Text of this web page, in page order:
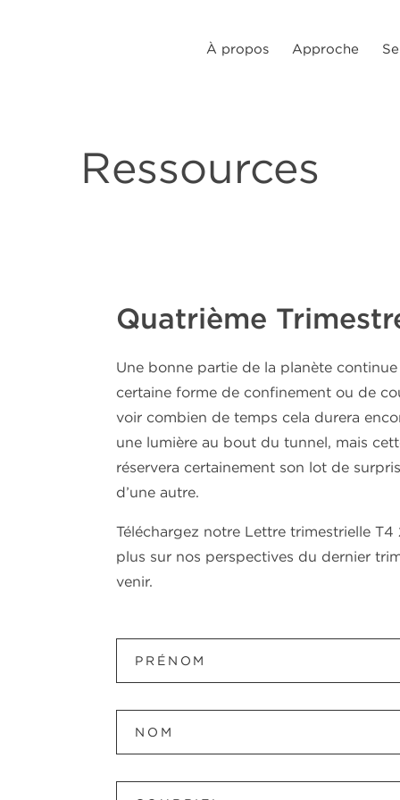
À propos Approche
Ressources
Quatrième
Une bonne partie de la planète
certaine forme de confinement ou de
voir combien de temps cela durera
une lumière au bout du tunnel, mais
réservera certainement son lot de
d’une autre.
Téléchargez notre Lettre trimestrielle
plus sur nos perspectives du dernier
venir.
Prénom